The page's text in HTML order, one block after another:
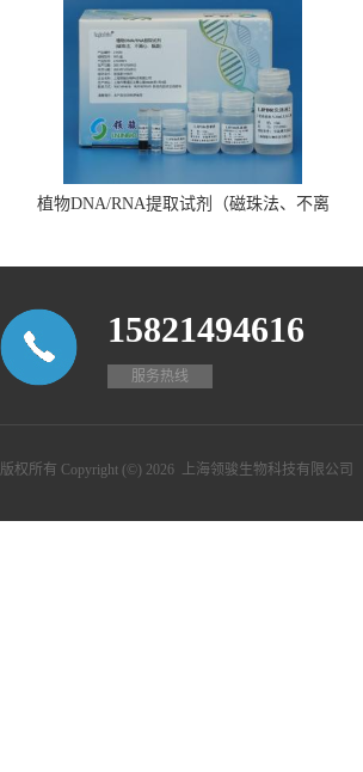
植物DNA/RNA提取试剂（磁珠法、不离
15821494616
服务热线
版权所有 Copyright (©) 2026 上海领骏生物科技有限公司